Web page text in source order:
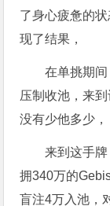
了身心疲惫的
现了结果，
在单挑期
压制收池，来
没有少他多少，
来到这手
拥340万的
盲注4万入池，